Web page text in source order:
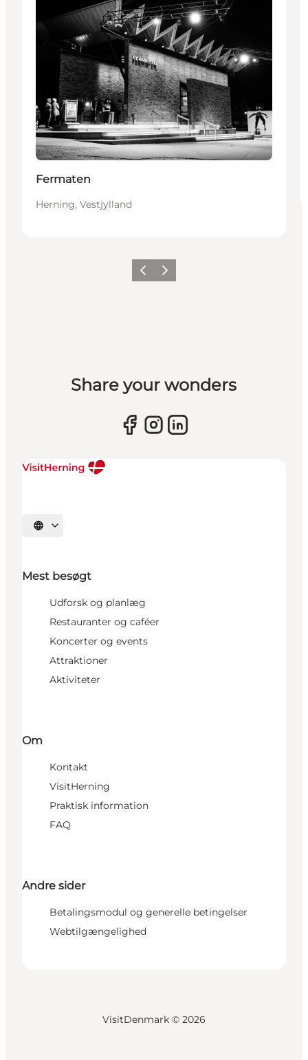
Fermaten
Herning, Vestjylland
Forrige billede
Næste billede
Share your wonders
Vælg sprog
Mest besøgt
Udforsk og planlæg
Restauranter og caféer
Koncerter og events
Attraktioner
Aktiviteter
Om
Kontakt
VisitHerning
Praktisk information
FAQ
Andre sider
Betalingsmodul og generelle betingelser
Webtilgængelighed
VisitDenmark © 2026